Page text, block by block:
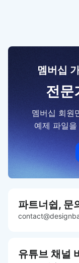
멤버십
전문
멤버십 회원
예제 파일
파트너쉽, 문
유튜브 채널